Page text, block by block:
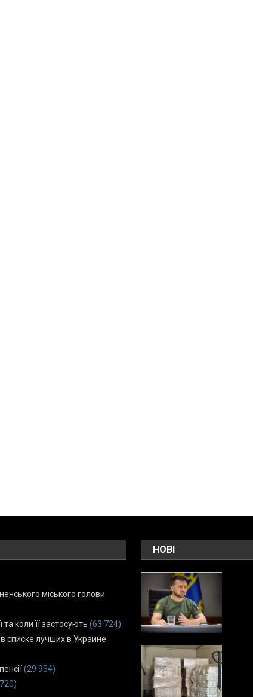
міського голови
коли її застосують (63 724)
списке лучших в Украине
(29 934)
НОВІ